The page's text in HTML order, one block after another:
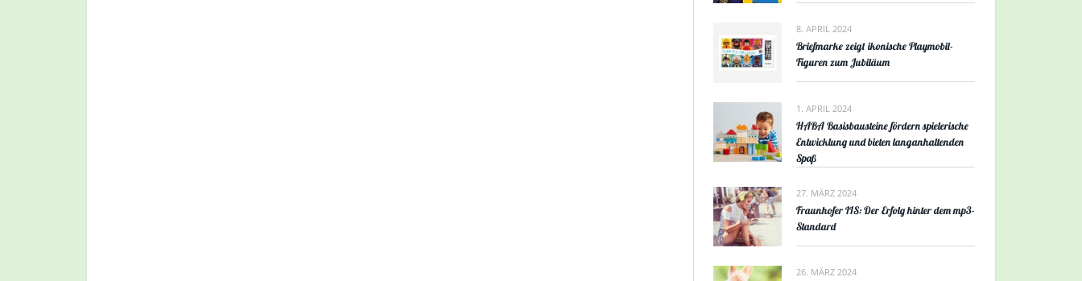
8. APRIL 2024
Briefmarke zeigt ikonische Playmobil-
Figuren zum Jubiläum
1. APRIL 2024
HABA Basisbausteine fördern spielerische
Entwicklung und bieten langanhaltenden
Spaß
27. MÄRZ 2024
Fraunhofer IIS: Der Erfolg hinter dem mp3-
Standard
26. MÄRZ 2024